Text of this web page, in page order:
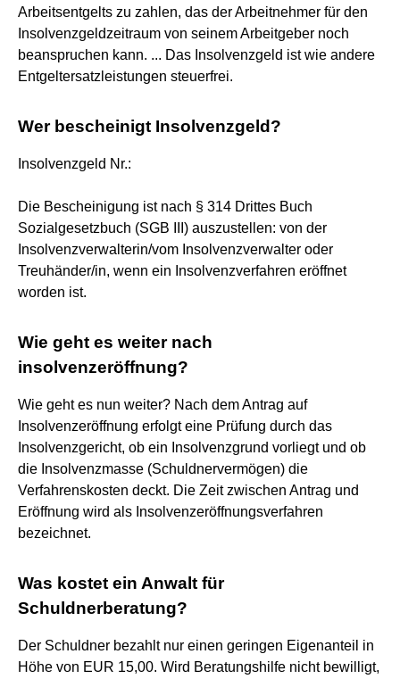
Arbeitsentgelts zu zahlen, das der Arbeitnehmer für den
Insolvenzgeldzeitraum von seinem Arbeitgeber noch
beanspruchen kann. ... Das Insolvenzgeld ist wie andere
Entgeltersatzleistungen steuerfrei.
Wer bescheinigt Insolvenzgeld?
Insolvenzgeld Nr.:
Die Bescheinigung ist nach § 314 Drittes Buch
Sozialgesetzbuch (SGB III) auszustellen: von der
Insolvenzverwalterin/vom Insolvenzverwalter oder
Treuhänder/in, wenn ein Insolvenzverfahren eröffnet
worden ist.
Wie geht es weiter nach
insolvenzeröffnung?
Wie geht es nun weiter? Nach dem Antrag auf
Insolvenzeröffnung erfolgt eine Prüfung durch das
Insolvenzgericht, ob ein Insolvenzgrund vorliegt und ob
die Insolvenzmasse (Schuldnervermögen) die
Verfahrenskosten deckt. Die Zeit zwischen Antrag und
Eröffnung wird als Insolvenzeröffnungsverfahren
bezeichnet.
Was kostet ein Anwalt für
Schuldnerberatung?
Der Schuldner bezahlt nur einen geringen Eigenanteil in
Höhe von EUR 15,00. Wird Beratungshilfe nicht bewilligt,